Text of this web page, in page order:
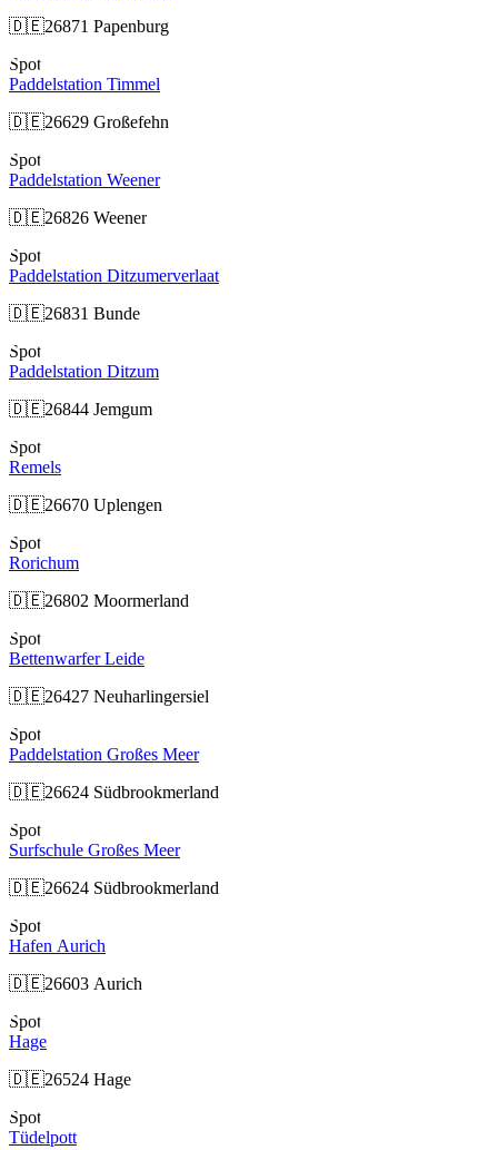
🇩🇪26871 Papenburg
Spot
Paddelstation Timmel
🇩🇪26629 Großefehn
Spot
Paddelstation Weener
🇩🇪26826 Weener
Spot
Paddelstation Ditzumerverlaat
🇩🇪26831 Bunde
Spot
Paddelstation Ditzum
🇩🇪26844 Jemgum
Spot
Remels
🇩🇪26670 Uplengen
Spot
Rorichum
🇩🇪26802 Moormerland
Spot
Bettenwarfer Leide
🇩🇪26427 Neuharlingersiel
Spot
Paddelstation Großes Meer
🇩🇪26624 Südbrookmerland
Spot
Surfschule Großes Meer
🇩🇪26624 Südbrookmerland
Spot
Hafen Aurich
🇩🇪26603 Aurich
Spot
Hage
🇩🇪26524 Hage
Spot
Tüdelpott